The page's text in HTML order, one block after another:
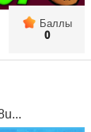
Баллы
0